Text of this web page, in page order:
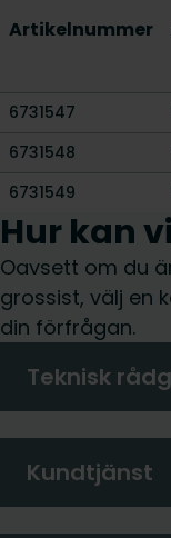
Artikelnummer
6731547
6731548
6731549
Hur kan
Oavsett om du
grossist, välj en
din förfrågan.
Teknisk
Kundtjänst